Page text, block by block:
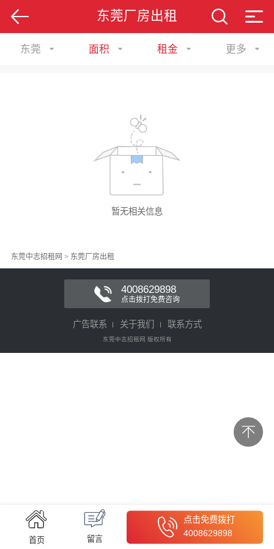
东莞厂房出租
东莞 面积 租金 更多
暂无相关信息
东莞中志招租网 > 东莞厂房出租
首页 留言
点击免费拨打
4008629898
4008629898
点击拨打免费咨询
广告联系 关于我们 联系方式
东莞中志招租网 版权所有